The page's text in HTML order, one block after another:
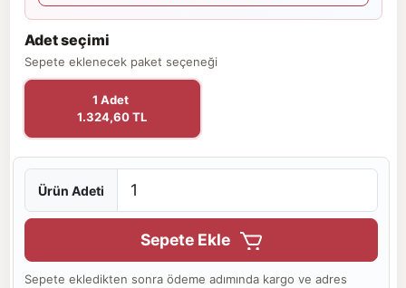
Adet seçimi
Sepete eklenecek paket seçeneği
1 Adet
1.324,60 TL
Ürün Adeti
Sepete Ekle
Sepete ekledikten sonra ödeme adımında kargo ve adres